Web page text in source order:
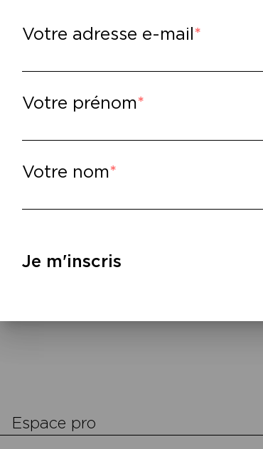
plus de trente ans, l’artiste
de
son travail est cette performance
en une heure, montre en
à vie tant de lecteurs, je
une histoire d’une autre
intime et personnelle de
est l’occasion
mémoire aléatoire et
à vivre régulièrement à la
–
Aubouy et Mathieu Riboulet,
Espace pro
Votre adresse e-mail
Votre prénom
Votre nom
Je m'inscris